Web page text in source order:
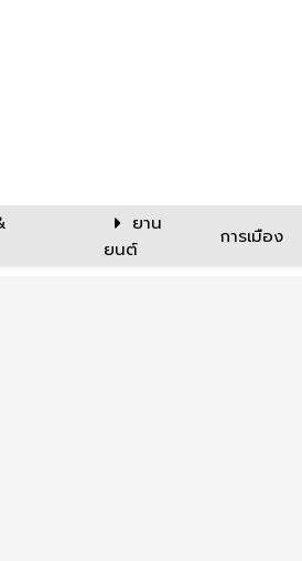
ยาน
ยนต์
การเมือง